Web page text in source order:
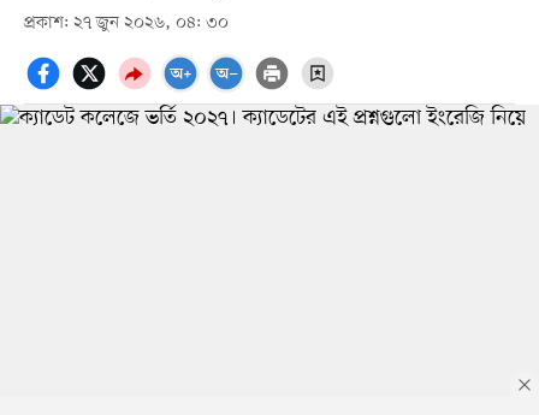
প্রকাশ: ২৭ জুন ২০২৬, ০৪: ৩০